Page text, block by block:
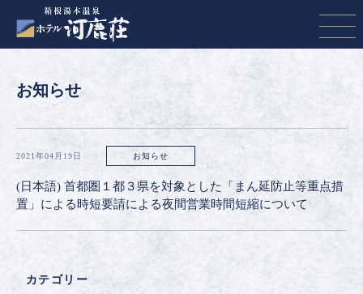
お知らせ
2021年04月19日 お知らせ
(日本語) 首都圏１都３県を対象とした「まん延防止等重点措
置」による時短要請による夜間営業時間短縮について
カテゴリー